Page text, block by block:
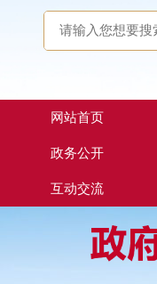
网站首页
政务公开
互动交流